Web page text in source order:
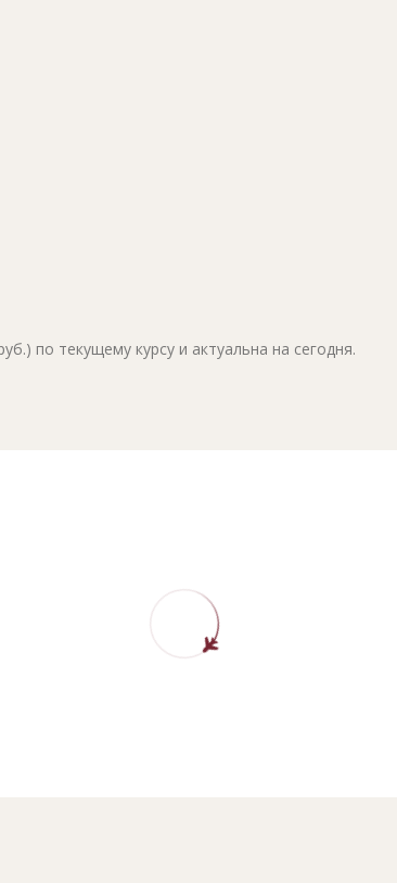
по текущему курсу и актуальна на сегодня.